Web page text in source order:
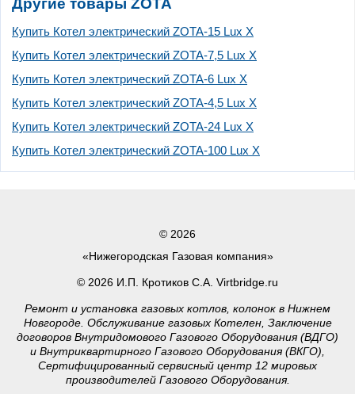
Другие товары ZOTA
Купить Котел электрический ZOTA-15 Lux X
Купить Котел электрический ZOTA-7,5 Lux X
Купить Котел электрический ZOTA-6 Lux X
Купить Котел электрический ZOTA-4,5 Lux X
Купить Котел электрический ZOTA-24 Lux X
Купить Котел электрический ZOTA-100 Lux X
© 2026
«Нижегородская Газовая компания»
© 2026 И.П. Кротиков С.А. Virtbridge.ru
Ремонт и установка газовых котлов, колонок в Нижнем
Новгороде. Обслуживание газовых Котелен, Заключение
договоров Внутридомового Газового Оборудования (ВДГО)
и Внутриквартирного Газового Оборудования (ВКГО),
Сертифицированный сервисный центр 12 мировых
производителей Газового Оборудования.